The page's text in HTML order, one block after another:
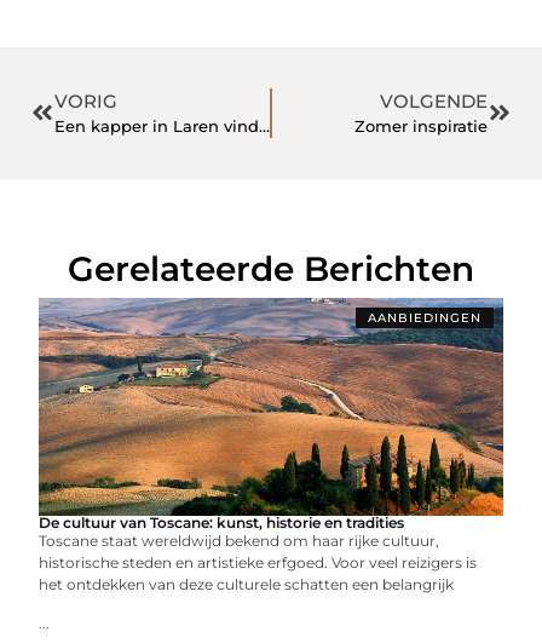
VORIG
Een kapper in Laren vinden die je goed advies kan geven
VOLGENDE
Zomer inspiratie
Gerelateerde Berichten
AANBIEDINGEN
De cultuur van Toscane: kunst, historie en tradities
Toscane staat wereldwijd bekend om haar rijke cultuur,
historische steden en artistieke erfgoed. Voor veel reizigers is
het ontdekken van deze culturele schatten een belangrijk
...